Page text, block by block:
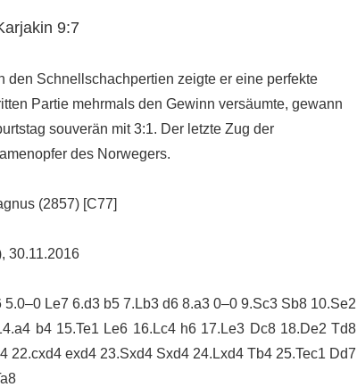
9:7
den Schnellschachpertien zeigte er eine perfekte
Partie mehrmals den Gewinn versäumte, gewann
souverän mit 3:1. Der letzte Zug der
des Norwegers.
(2857) [C77]
30.11.2016
Le7 6.d3 b5 7.Lb3 d6 8.a3 0–0 9.Sc3 Sb8 10.Se2
b4 15.Te1 Le6 16.Lc4 h6 17.Le3 Dc8 18.De2 Td8
22.cxd4 exd4 23.Sxd4 Sxd4 24.Lxd4 Tb4 25.Tec1 Dd7